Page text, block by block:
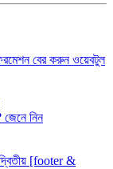
বের করুন ওয়েবটুল
নিন
[footer &